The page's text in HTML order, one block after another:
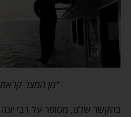
"מן המצר
בהקשר שלנו, מסופר על רבי